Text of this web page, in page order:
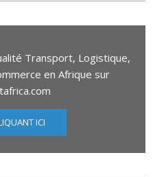
Transport, Logistique,
en Afrique sur
ICI